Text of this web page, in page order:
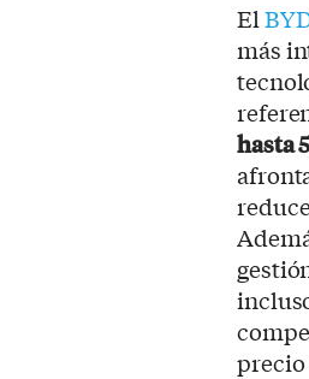
El
más
hasta
precio